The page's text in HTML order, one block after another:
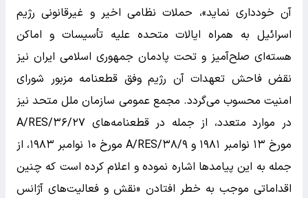
آن خودداری نماید»، حملات نظامی اخیر و غیرقانونی رژیم
اسرائیل به همراه ایالات متحده علیه تأسیسات و اماکن
هسته‌ای صلح‌آمیز و تحت پادمان جمهوری اسلامی ایران نیز
نقض فاحش تعهدات آن رژیم وفق قطعنامه مزبور شورای
امنیت محسوب می‌گردد. مجمع عمومی سازمان ملل متحد نیز
در موارد متعدد، از جمله در قطعنامه‌های A/RES/۳۶/۲۷
مورخ ۱۳ نوامبر ۱۹۸۱ و A/RES/۳۸/۹ مورخ ۱۰ نوامبر ۱۹۸۳، از
جمله به این پیامد‌ها اشاره نموده و اعلام کرده است که چنین
اقداماتی موجب به خطر افتادن «نقش و فعالیت‌های آژانس